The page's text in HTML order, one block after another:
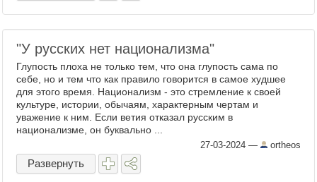
"У русских нет национализма"
Глупость плоха не только тем, что она глупость сама по
себе, но и тем что как правило говорится в самое худшее
для этого время. Национализм - это стремление к своей
культуре, истории, обычаям, характерным чертам и
уважение к ним. Если ветия отказал русским в
национализме, он буквально ...
27-03-2024 — ortheos
Развернуть